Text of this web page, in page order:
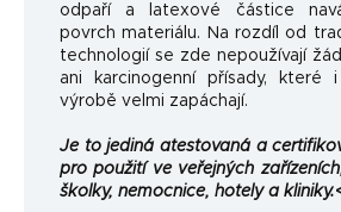
odpaří a latexové částice
povrch materiálu. Na rozdíl od
technologií se zde nepoužívají
ani karcinogenní přísady, které
výrobě velmi zapáchají.
Je to jediná atestovaná a
pro použití ve veřejných
školky, nemocnice, hotely a kliniky.